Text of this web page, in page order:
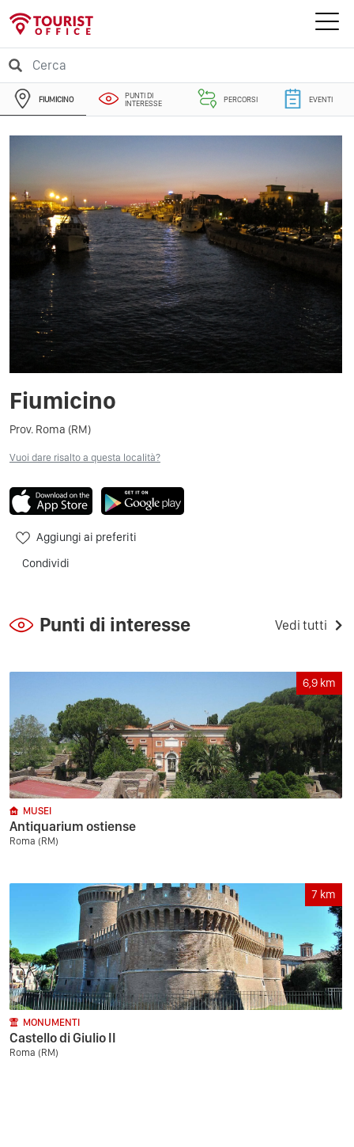
FIUMICINO
PUNTI DI
INTERESSE
PERCORSI EVENTI
Fiumicino
Prov. Roma (RM)
Vuoi dare risalto a questa località?
Aggiungi ai preferiti
Condividi
Punti di interesse Vedi tutti
6,9 km
MUSEI
Antiquarium ostiense
Roma (RM)
7 km
MONUMENTI
Castello di Giulio II
Roma (RM)